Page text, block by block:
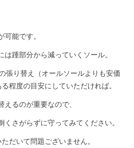
能です。
踵部分から減っていくソール。
張り替え（オールソールよりも安価
程度の目安にしていただければ。
るのが重要なので、
さがらずに守ってみてください。
だいて問題ございません。